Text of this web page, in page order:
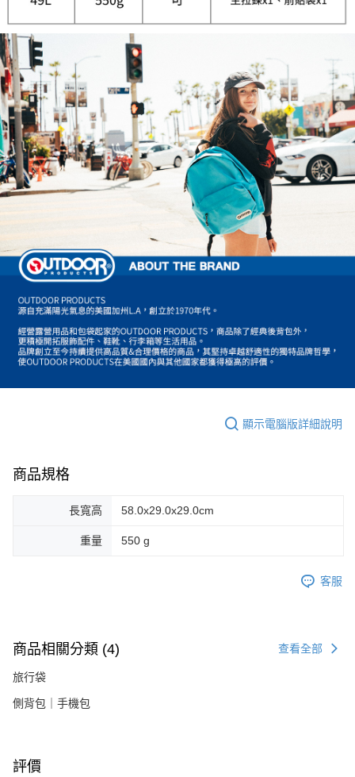
顯示電腦版詳細說明
商品規格
長寬高 58.0x29.0x29.0cm
重量 550 g
客服
商品相關分類 (4) 查看全部
旅行袋
側背包｜手機包
評價